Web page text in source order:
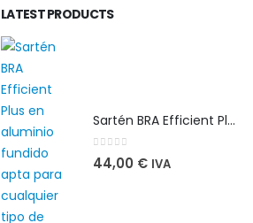
LATEST PRODUCTS
Sartén BRA Efficient Plus 30 cm en aluminio fundido apta para cualquier tipo de cocina
0out of 5
44,00 € IVA